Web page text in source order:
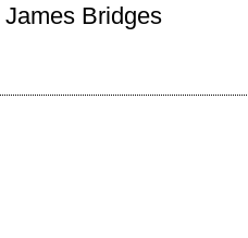
James Bridges